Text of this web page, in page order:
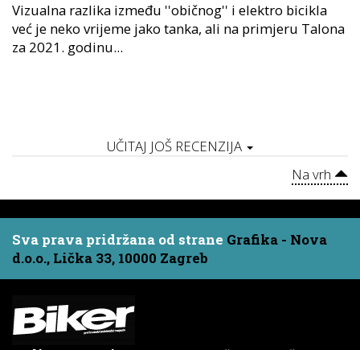
Vizualna razlika između ''običnog'' i elektro bicikla
već je neko vrijeme jako tanka, ali na primjeru Talona
za 2021. godinu...
UČITAJ JOŠ RECENZIJA
Na vrh
Sva prava pridržana od strane Grafika - Nova
d.o.o., Lička 33, 10000 Zagreb